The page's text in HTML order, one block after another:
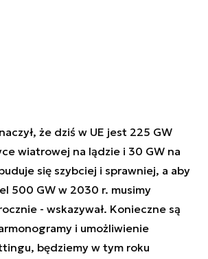
że dziś w UE jest 225 GW
wiatrowej na lądzie i 30 GW na
się szybciej i sprawniej, a aby
500 GW w 2030 r. musimy
- wskazywał. Konieczne są
i umożliwienie
będziemy w tym roku